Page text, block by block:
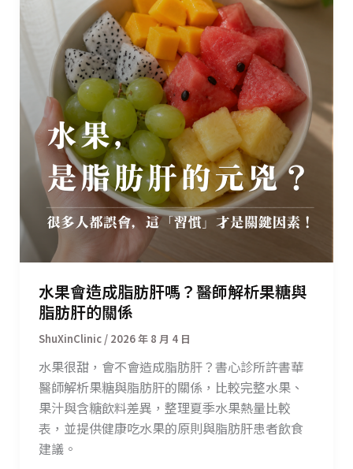
水果會造成脂肪肝嗎？醫師解析果糖與
脂肪肝的關係
/ 2026 年 8 月 4 日
水果很甜，會不會造成脂肪肝？書心診所許書華
醫師解析果糖與脂肪肝的關係，比較完整水果、
果汁與含糖飲料差異，整理夏季水果熱量比較
表，並提供健康吃水果的原則與脂肪肝患者飲食
建議。